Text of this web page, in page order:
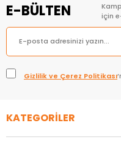
E-BÜLTEN
için
Gizlilik ve Çerez Politikası
KATEGORİLER